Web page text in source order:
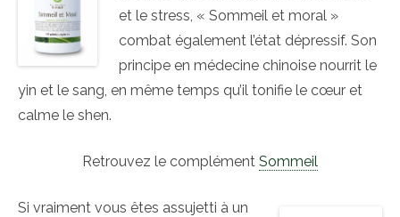
et le stress, « Sommeil et moral »
combat également l’état dépressif. Son
principe en médecine chinoise nourrit le
yin et le sang, en même temps qu’il tonifie le cœur et
calme le shen.
Retrouvez le complément Sommeil
Si vraiment vous êtes assujetti à un